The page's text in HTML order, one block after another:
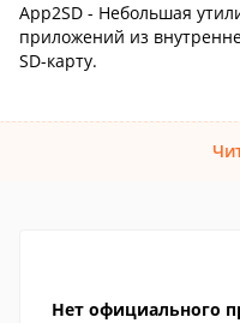
App2SD - Небольшая
приложений из
SD-карту.
Нет официального